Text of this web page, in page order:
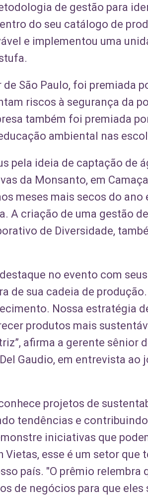
de gestão para
do seu catálogo de
e implementou uma
São Paulo, foi premiada
riscos à segurança da
também foi premiada
ambiental nas
pela ideia de captação de
da Monsanto, em
meses mais secos do ano
A criação de uma gestão
de Diversidade,
no evento com
de sua cadeia de produção.
Nossa estratégia
produtos mais
afirma a gerente sênior
Gaudio, em entrevista ao
projetos de
tendências e
iniciativas que
esse é um setor que
país. "O prêmio relembra
de negócios para que eles